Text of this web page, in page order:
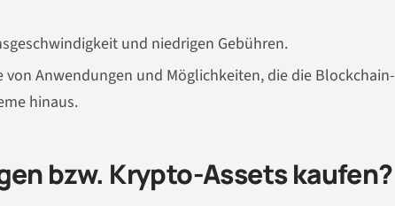
und niedrigen Gebühren.
Anwendungen und Möglichkeiten, die die Blockchain-
hinaus.
bzw. Krypto-Assets kaufen?